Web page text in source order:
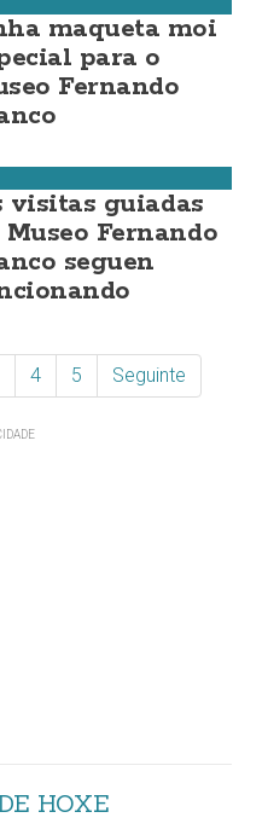
maqueta moi
para o
Fernando
visitas guiadas
Museo Fernando
seguen
4 5 Seguinte
HOXE